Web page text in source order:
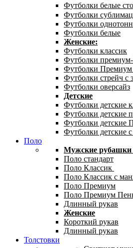
Футболки белые
Футболки
Футболки
Футболки белые
Женские:
Футболки классик
Футболки
Футболки Премиум
Футболки стрейч с
Футболки оверсайз
Детские
Футболки детские
Футболки детские
Футболки детские
Футболки детские
Поло
Мужские рубашки
Поло стандарт
Поло Классик
Поло Классик с
Поло Премиум
Поло Премиум
Длинный рукав
Женские
Короткий рукав
Длинный рукав
Толстовки